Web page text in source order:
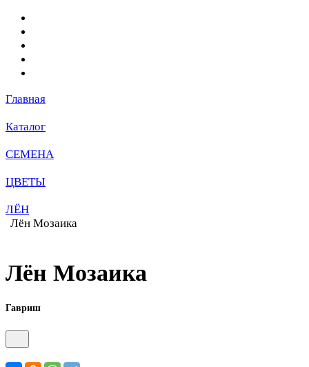
Главная
Каталог
СЕМЕНА
ЦВЕТЫ
ЛЁН
Лён Мозаика
Лён Мозаика
Гавриш